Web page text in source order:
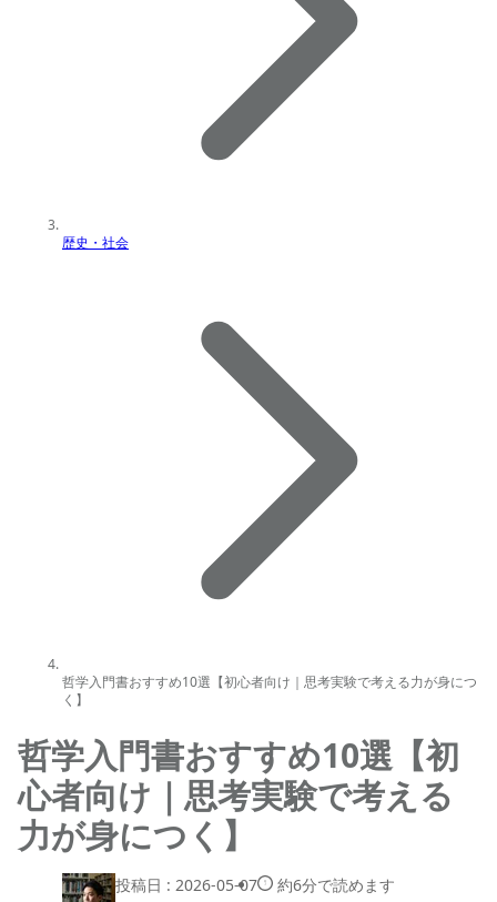
歴史・社会
哲学入門書おすすめ10選【初心者向け｜思考実験で考える力が身につ
く】
哲学入門書おすすめ10選【初
心者向け｜思考実験で考える
力が身につく】
投稿日 : 2026-05-07 約6分で読めます